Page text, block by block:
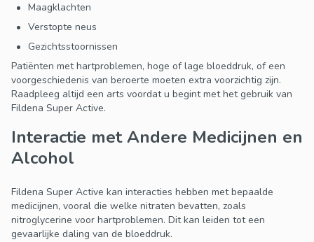
Maagklachten
Verstopte neus
Gezichtsstoornissen
Patiënten met hartproblemen, hoge of lage bloeddruk, of een
voorgeschiedenis van beroerte moeten extra voorzichtig zijn.
Raadpleeg altijd een arts voordat u begint met het gebruik van
Fildena Super Active.
Interactie met Andere Medicijnen en
Alcohol
Fildena Super Active kan interacties hebben met bepaalde
medicijnen, vooral die welke nitraten bevatten, zoals
nitroglycerine voor hartproblemen. Dit kan leiden tot een
gevaarlijke daling van de bloeddruk.